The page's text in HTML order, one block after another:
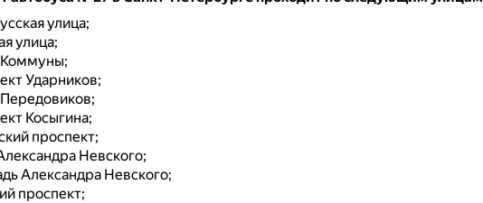
улица;
улица;
Коммуны;
Ударников;
Косыгина;
проспект;
Невского;
Александра Невского;
проспект;